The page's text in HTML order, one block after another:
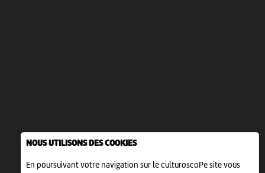
NOUS UTILISONS DES COOKIES
En poursuivant votre navigation sur le culturoscoPe site vous